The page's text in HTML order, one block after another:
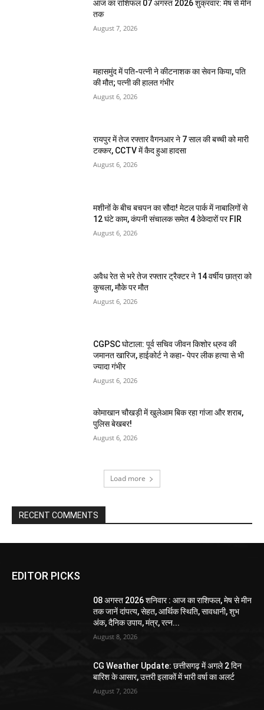
आज का राशिफल 07 अगस्त 2026 शुक्रवार: मेष से मीन
तक
August 7, 2026
महासमुंद में पति-पत्नी ने कीटनाशक का सेवन किया, पति
की मौत; पत्नी की हालत गंभीर
August 6, 2026
रायपुर में तेज रफ्तार वैगनआर ने 7 साल की बच्ची को मारी
टक्कर, CCTV में कैद हुआ हादसा
August 6, 2026
मशीनों के बीच बचपन का सौदा! मेटल पार्क में नाबालिगों से
12 घंटे काम, कंपनी संचालक समेत 4 ठेकेदारों पर FIR
August 6, 2026
अवैध रेत से भरे तेज रफ्तार ट्रैक्टर ने 14 वर्षीय छात्रा को
कुचला, मौके पर मौत
August 6, 2026
CGPSC घोटाला: पूर्व सचिव जीवन किशोर ध्रुव की
जमानत खारिज, हाईकोर्ट ने कहा- पेपर लीक हत्या से भी
ज्यादा गंभीर
August 6, 2026
कोमाखान चौखड़ी में खुलेआम बिक रहा गांजा और शराब,
पुलिस बेखबर!
August 6, 2026
Load more
RECENT COMMENTS
EDITOR PICKS
08 अगस्त 2026 शनिवार : आज का राशिफल, मेष से मीन
तक जानें दांपत्य, सेहत, आर्थिक स्थिति, सावधानी, शुभ
अंक, दैनिक उपाय, मंत्र, रत्न...
August 8, 2026
CG Weather Update: छत्तीसगढ़ में अगले 2 दिन
बारिश के आसार, उत्तरी इलाकों में भारी वर्षा का अलर्ट
August 7, 2026